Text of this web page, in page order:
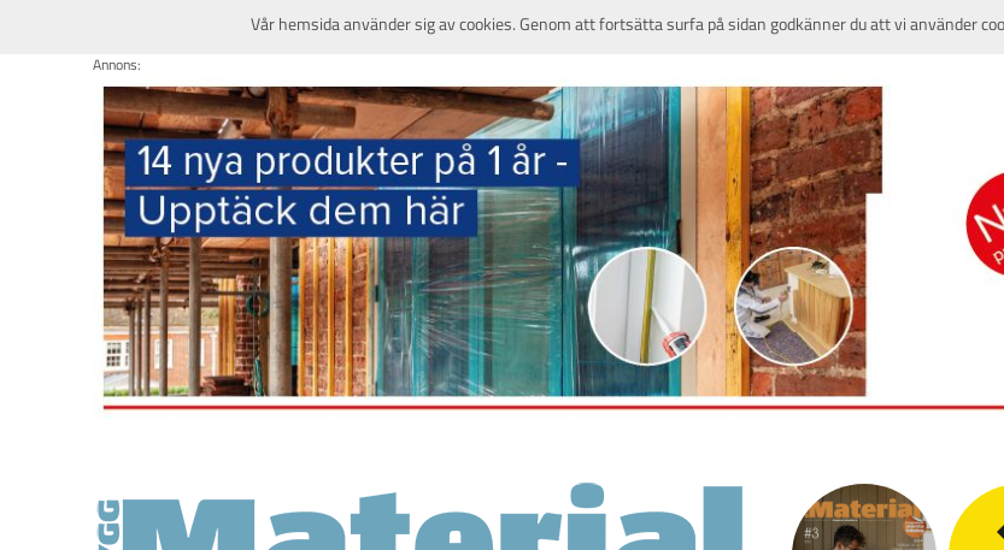
Annons:
Vår hemsida använder sig av cookies. Genom att fortsätta surfa på sidan godkänner du att vi använder